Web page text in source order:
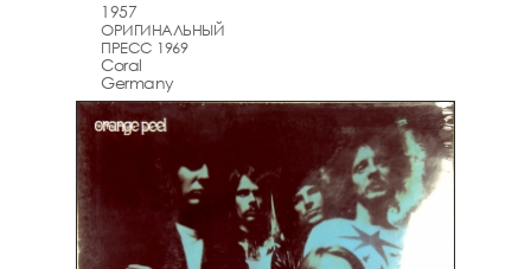
1957
ОРИГИНАЛЬНЫЙ
ПРЕСС 1969
Coral
Germany